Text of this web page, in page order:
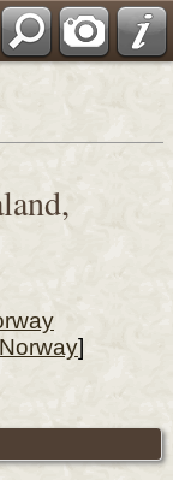
Norway]